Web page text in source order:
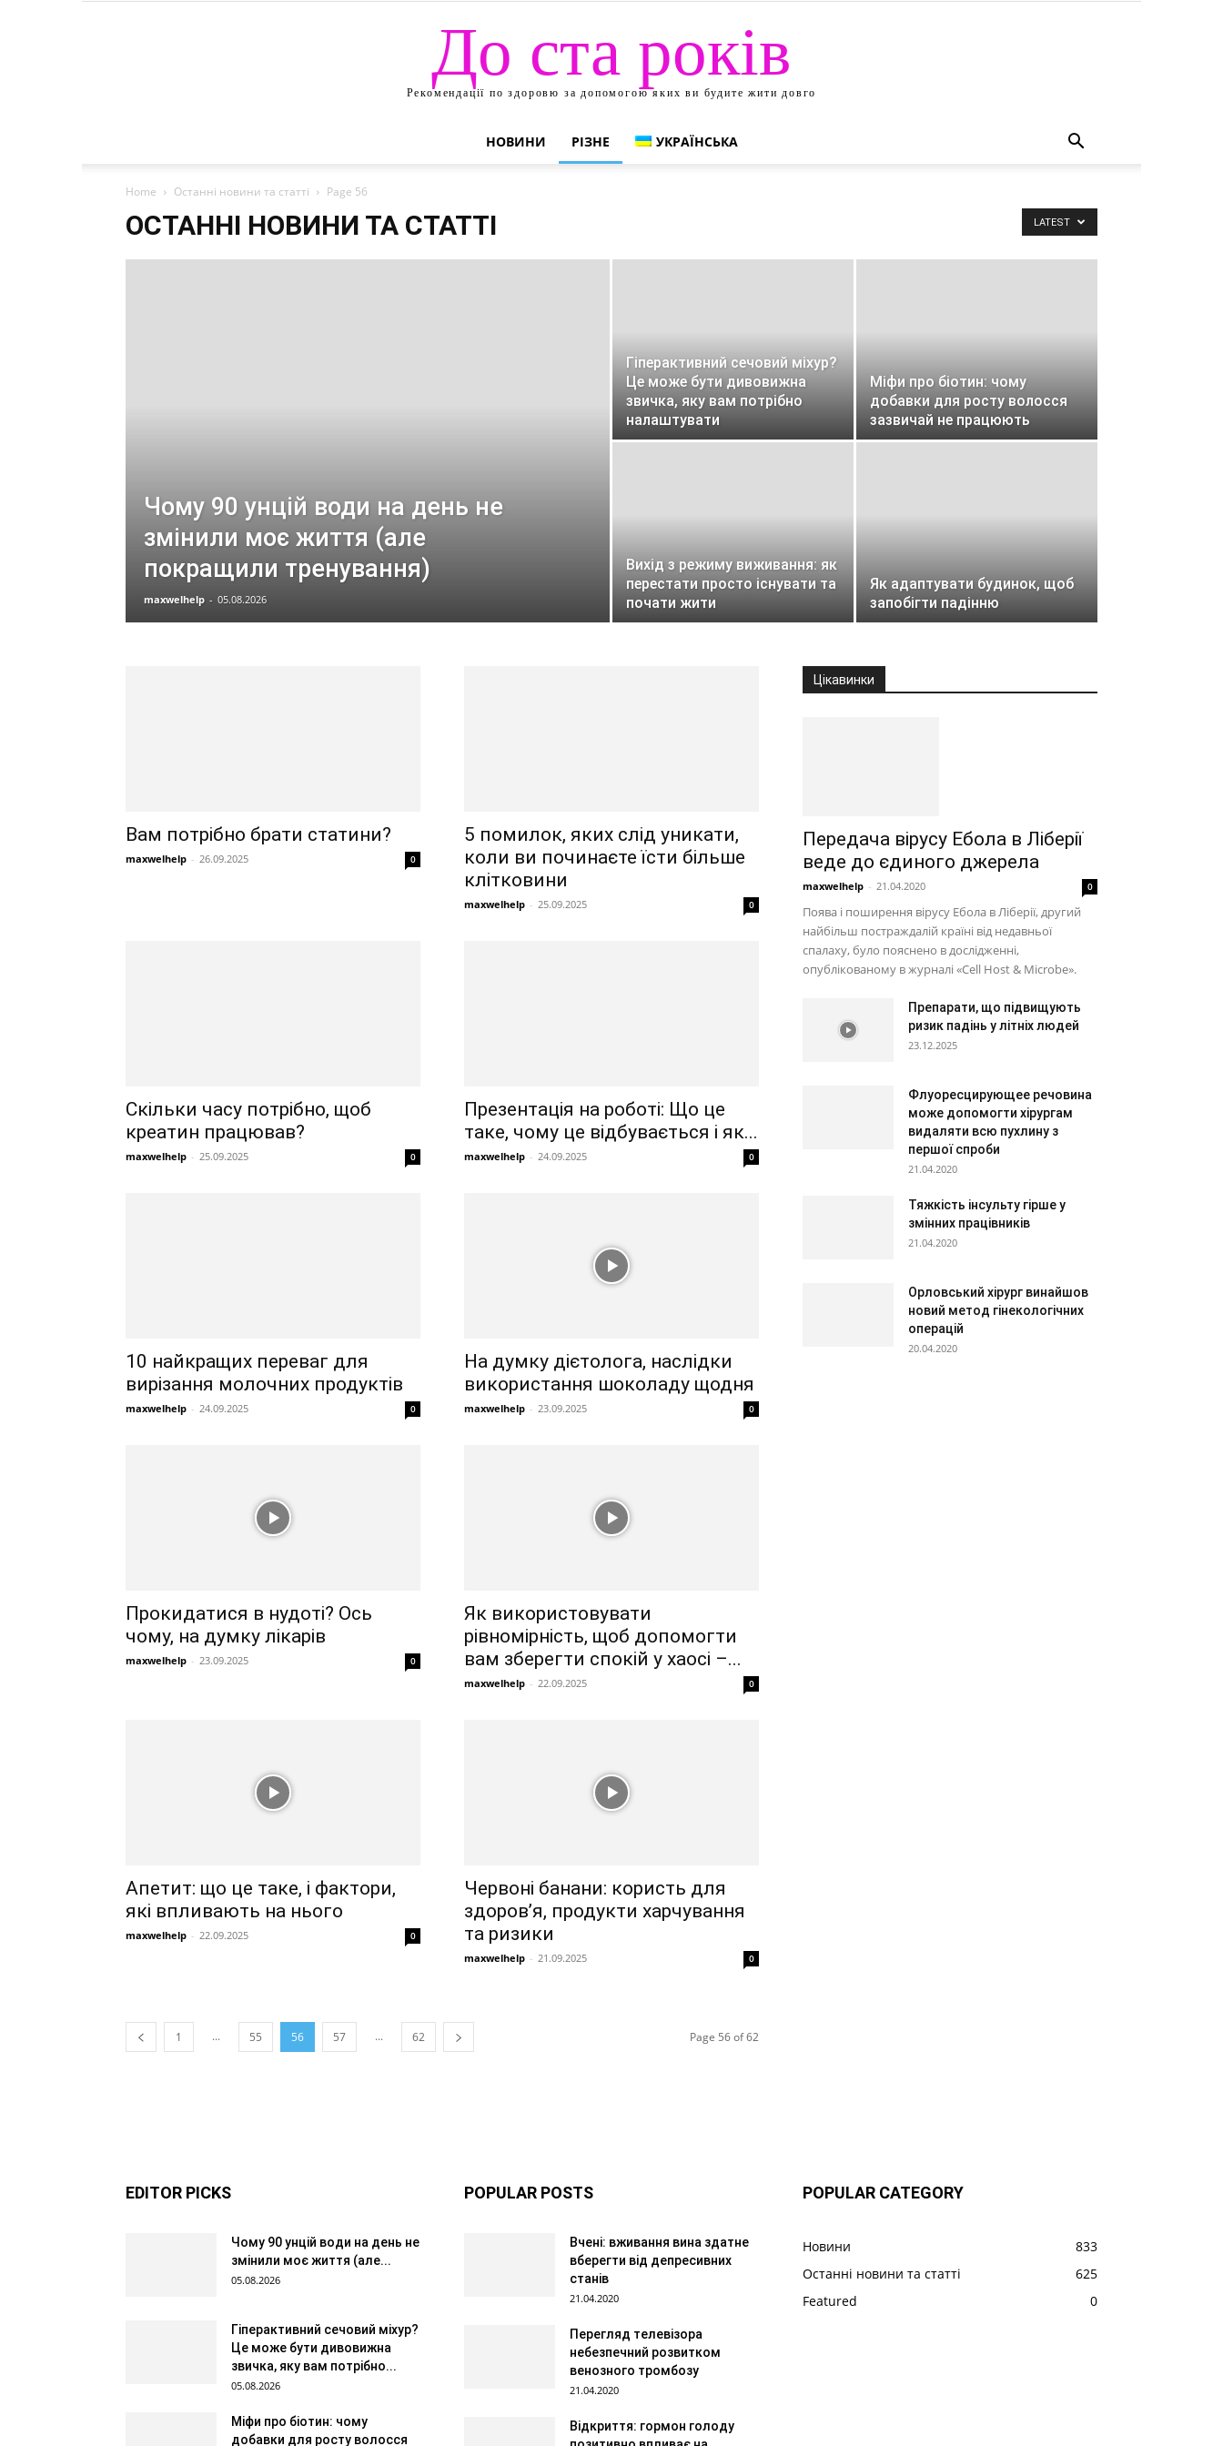
До ста років
Рекомендації по здоровю за допомогою яких ви будите жити довго
НОВИНИ РІЗНЕ УКРАЇНСЬКА
Home Останні новини та статті Page 56
ОСТАННІ НОВИНИ ТА СТАТТІ LATEST
Чому 90 унцій води на день не
змінили моє життя (але
покращили тренування)
maxwelhelp - 05.08.2026
Гіперактивний сечовий міхур?
Це може бути дивовижна
звичка, яку вам потрібно
налаштувати
Міфи про біотин: чому
добавки для росту волосся
зазвичай не працюють
Вихід з режиму виживання: як
перестати просто існувати та
почати жити
Як адаптувати будинок, щоб
запобігти падінню
Вам потрібно брати статини?
maxwelhelp - 26.09.2025 0
5 помилок, яких слід уникати,
коли ви починаєте їсти більше
клітковини
maxwelhelp - 25.09.2025 0
Скільки часу потрібно, щоб
креатин працював?
maxwelhelp - 25.09.2025 0
Презентація на роботі: Що це
таке, чому це відбувається і як...
maxwelhelp - 24.09.2025 0
10 найкращих переваг для
вирізання молочних продуктів
maxwelhelp - 24.09.2025 0
На думку дієтолога, наслідки
використання шоколаду щодня
maxwelhelp - 23.09.2025 0
Прокидатися в нудоті? Ось
чому, на думку лікарів
maxwelhelp - 23.09.2025 0
Як використовувати
рівномірність, щоб допомогти
вам зберегти спокій у хаосі –...
maxwelhelp - 22.09.2025 0
Апетит: що це таке, і фактори,
які впливають на нього
maxwelhelp - 22.09.2025 0
Червоні банани: користь для
здоров’я, продукти харчування
та ризики
maxwelhelp - 21.09.2025 0
1 ... 55 56 57 ... 62 Page 56 of 62
Цікавинки
Передача вірусу Ебола в Ліберії
веде до єдиного джерела
maxwelhelp - 21.04.2020 0
Поява і поширення вірусу Ебола в Ліберії, другий
найбільш постраждалій країні від недавньої
спалаху, було пояснено в дослідженні,
опублікованому в журналі «Cell Host & Microbe».
Препарати, що підвищують
ризик падінь у літніх людей
23.12.2025
Флуоресцирующее речовина
може допомогти хірургам
видаляти всю пухлину з
першої спроби
21.04.2020
Тяжкість інсульту гірше у
змінних працівників
21.04.2020
Орловський хірург винайшов
новий метод гінекологічних
операцій
20.04.2020
EDITOR PICKS
Чому 90 унцій води на день не
змінили моє життя (але...
05.08.2026
Гіперактивний сечовий міхур?
Це може бути дивовижна
звичка, яку вам потрібно...
05.08.2026
Міфи про біотин: чому
добавки для росту волосся
POPULAR POSTS
Вчені: вживання вина здатне
вберегти від депресивних
станів
21.04.2020
Перегляд телевізора
небезпечний розвитком
венозного тромбозу
21.04.2020
Відкриття: гормон голоду
POPULAR CATEGORY
Новини
833
Останні новини та статті
625
Featured
0